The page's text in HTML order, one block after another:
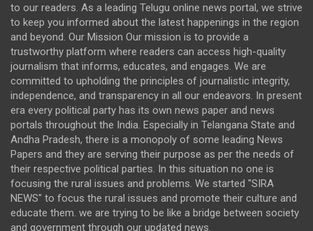
to our readers. As a leading Telugu online news portal, we strive
to keep you informed about the latest happenings in the region
and beyond. Our Mission Our mission is to provide a
trustworthy platform where readers can access high-quality
journalism that informs, educates, and engages. We are
committed to upholding the principles of journalistic integrity,
independence, and transparency in all our endeavors. In present
era every political party has its own news paper and news
portals throughout the India. Especially in Telangana State and
Andha Pradesh, there is a monopoly of some leading News
Papers and they are serving their purpose as per the needs of
their respective political parties. In this situation no one is
focusing the rural issues and problems. We started "SIRA
NEWS" to focus the rural issues and promote their culture and
educate them. we are trying to be like a bridge between society
and government through our updated news.